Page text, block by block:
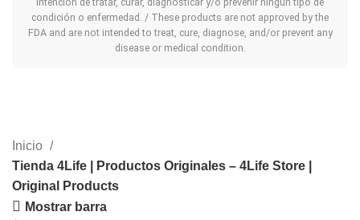
condición o enfermedad. / These products are not approved by the
FDA and are not intended to treat, cure, diagnose, and/or prevent any
disease or medical condition.
Inicio
Tienda 4Life | Productos Originales – 4Life Store |
Original Products
Mostrar barra